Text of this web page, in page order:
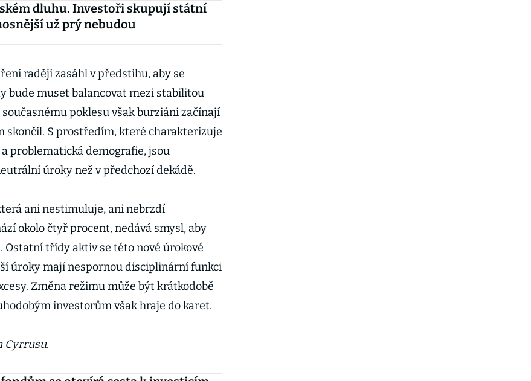
dluhu. Investoři skupují státní
už prý nebudou
raději zasáhl v předstihu, aby se
bude muset balancovat mezi stabilitou
poklesu však burziáni začínají
skončil. S prostředím, které charakterizuje
problematická demografie, jsou
úroky než v předchozí dekádě.
ani nestimuluje, ani nebrzdí
okolo čtyř procent, nedává smysl, aby
třídy aktiv se této nové úrokové
úroky mají nespornou disciplinární funkci
Změna režimu může být krátkodobě
investorům však hraje do karet.
Cyrrusu.